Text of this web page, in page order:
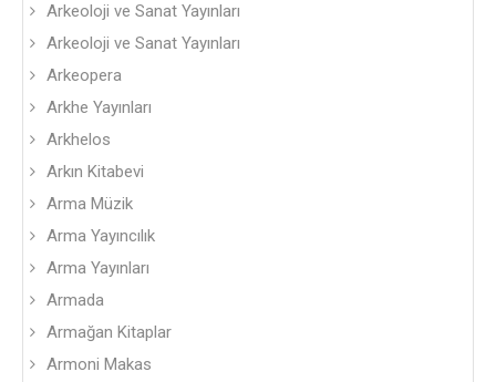
Arkeoloji ve Sanat Yayınları
Arkeoloji ve Sanat Yayınları
Arkeopera
Arkhe Yayınları
Arkhelos
Arkın Kitabevi
Arma Müzik
Arma Yayıncılık
Arma Yayınları
Armada
Armağan Kitaplar
Armoni Makas